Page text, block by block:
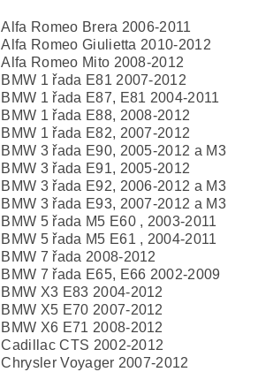
Alfa Romeo Brera 2006-2011
Alfa Romeo Giulietta 2010-2012
Alfa Romeo Mito 2008-2012
BMW 1 řada E81 2007-2012
BMW 1 řada E87, E81 2004-2011
BMW 1 řada E88, 2008-2012
BMW 1 řada E82, 2007-2012
BMW 3 řada E90, 2005-2012 a M3
BMW 3 řada E91, 2005-2012
BMW 3 řada E92, 2006-2012 a M3
BMW 3 řada E93, 2007-2012 a M3
BMW 5 řada M5 E60 , 2003-2011
BMW 5 řada M5 E61 , 2004-2011
BMW 7 řada 2008-2012
BMW 7 řada E65, E66 2002-2009
BMW X3 E83 2004-2012
BMW X5 E70 2007-2012
BMW X6 E71 2008-2012
Cadillac CTS 2002-2012
Chrysler Voyager 2007-2012